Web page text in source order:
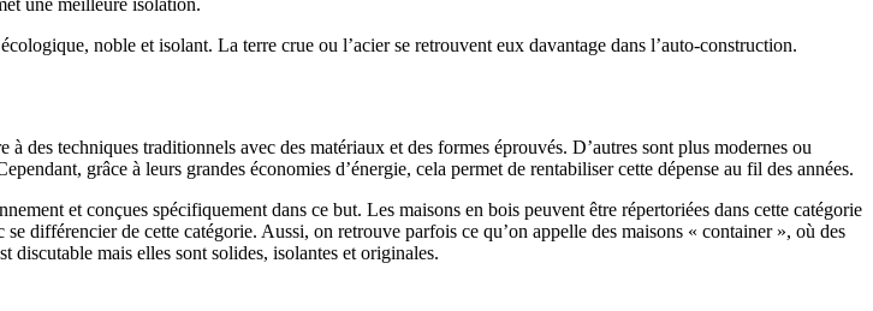
noble et isolant. La terre crue ou l’acier se retrouvent eux davantage dans l’auto-construction.
des techniques traditionnels avec des matériaux et des formes éprouvés. D’autres sont plus modernes ou
grâce à leurs grandes économies d’énergie, cela permet de rentabiliser cette dépense au fil des années.
et conçues spécifiquement dans ce but. Les maisons en bois peuvent être répertoriées dans cette catégorie
différencier de cette catégorie. Aussi, on retrouve parfois ce qu’on appelle des maisons « container », où des
discutable mais elles sont solides, isolantes et originales.